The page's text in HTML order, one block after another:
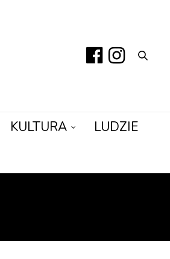
KULTURA LUDZIE